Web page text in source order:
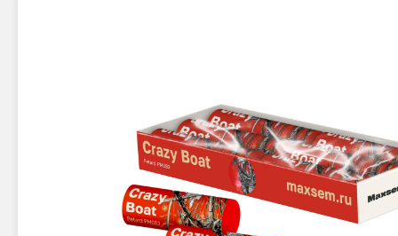
Батареи салютов
Батареи салютов
Бабочки,
Жуки